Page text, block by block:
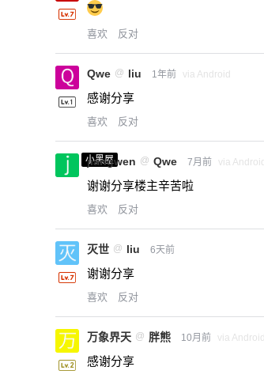
喜欢 反对
Qwe @ liu 1年前 via Android
感谢分享
喜欢 反对
小黑屋
jiangwen @ Qwe 7月前 via Android
谢谢分享楼主辛苦啦
喜欢 反对
灭世 @ liu 6天前
谢谢分享
喜欢 反对
万象界天 @ 胖熊 10月前 via Android
感谢分享